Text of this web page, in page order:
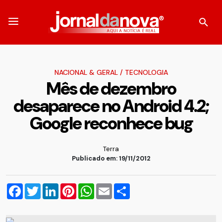
NACIONAL & GERAL/ TECNOLOGIA
Mês de dezembro
desaparece no Android 4.2;
Google reconhece bug
Terra
Publicado em: 19/11/2012
Facebook
TwitterLinkedInPinterestWhatsApp
Email